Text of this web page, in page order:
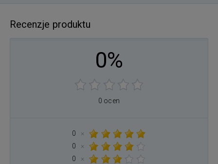
Recenzje produktu
0%
0 ocen
0
×
0
×
0
×